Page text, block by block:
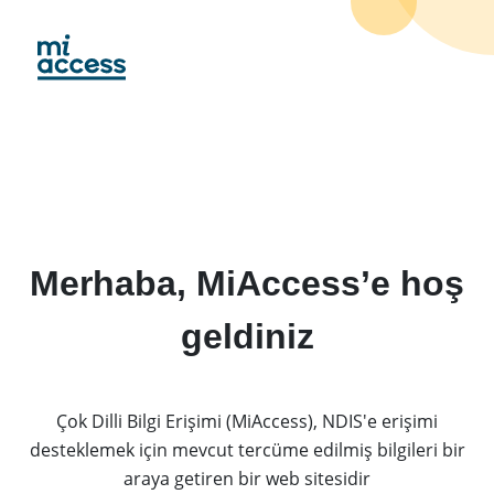
main
Merhaba, MiAccess’e hoş
geldiniz
Çok Dilli Bilgi Erişimi (MiAccess), NDIS'e erişimi
desteklemek için mevcut tercüme edilmiş bilgileri bir
araya getiren bir web sitesidir